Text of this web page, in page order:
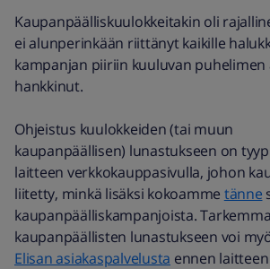
Kaupanpäälliskuulokkeitakin oli
ei alunperinkään riittänyt kaikille
kampanjan piiriin kuuluvan puhelimen
hankkinut.
Ohjeistus kuulokkeiden (tai muun
kaupanpäällisen) lunastukseen on
laitteen verkkokauppasivulla, johon
liitetty, minkä lisäksi kokoamme tänne
kaupanpäälliskampanjoista.
kaupanpäällisten lunastukseen voi
Elisan asiakaspalvelusta ennen